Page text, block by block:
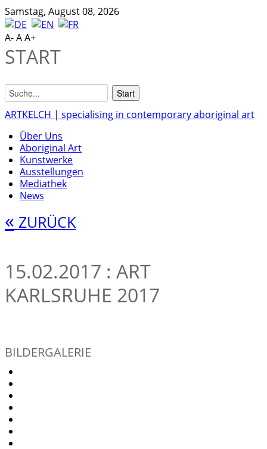
Samstag, August 08, 2026
A-AA+
START
ARTKELCH | specialising in contemporary aboriginal art
Über Uns
Aboriginal Art
Kunstwerke
Ausstellungen
Mediathek
News
« ZURÜCK
15.02.2017 : ART
KARLSRUHE 2017
BILDERGALERIE